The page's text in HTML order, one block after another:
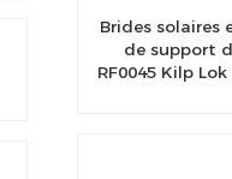
Brides solaires
de support
RF0045 Kilp